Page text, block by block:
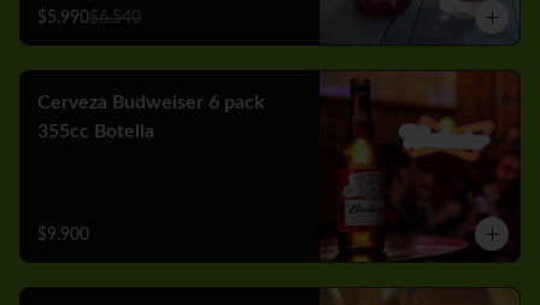
$5.990$6.540
Cerveza Budweiser 6 pack
355cc Botella
$9.900